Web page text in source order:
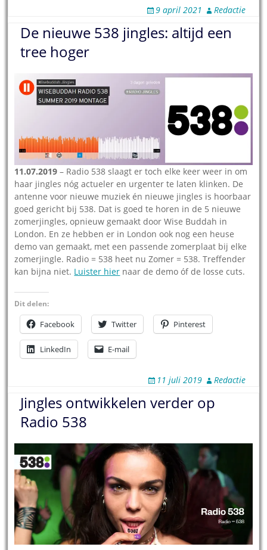
9 april 2021 Redactie
De nieuwe 538 jingles: altijd een
tree hoger
11.07.2019 – Radio 538 slaagt er toch elke keer weer in om
haar jingles nóg actueler en urgenter te laten klinken. De
antenne voor nieuwe muziek én nieuwe jingles is hoorbaar
goed gericht bij 538. Dat is goed te horen in de 5 nieuwe
zomerjingles, opnieuw gemaakt door Wise Buddah in
London. En ze hebben er in London ook nog een heuse
demo van gemaakt, met een passende zomerplaat bij elke
zomerjingle. Radio = 538 heet nu Zomer = 538. Treffender
kan bijna niet. Luister hier naar de demo óf de losse cuts.
Dit delen:
Facebook Twitter Pinterest
LinkedIn E-mail
11 juli 2019 Redactie
Jingles ontwikkelen verder op
Radio 538